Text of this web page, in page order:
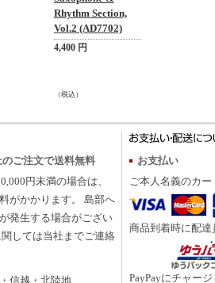
Rhythm Section,
Vol.2 (AD7702)
4,400 円
（税込）
ご注文で送料無料
円未満の場合は、
がかかります。 島部へ
発生する場合がござい
しては当社までご連絡
信越・北陸地
お支払い
ご本人名義のカ
商品到着時に配
PayPayにチャー